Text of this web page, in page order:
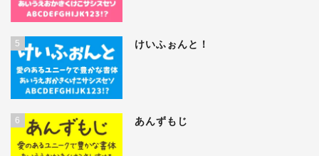
5 けいふぉんと！
6 あんずもじ